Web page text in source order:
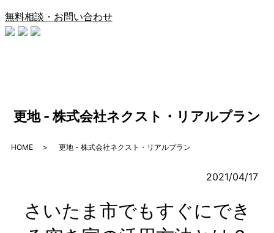
無料相談・お問い合わせ
更地 - 株式会社ネクスト・リアルプラン
HOME 更地 - 株式会社ネクスト・リアルプラン
2021/04/17
さいたま市でもすぐにでき